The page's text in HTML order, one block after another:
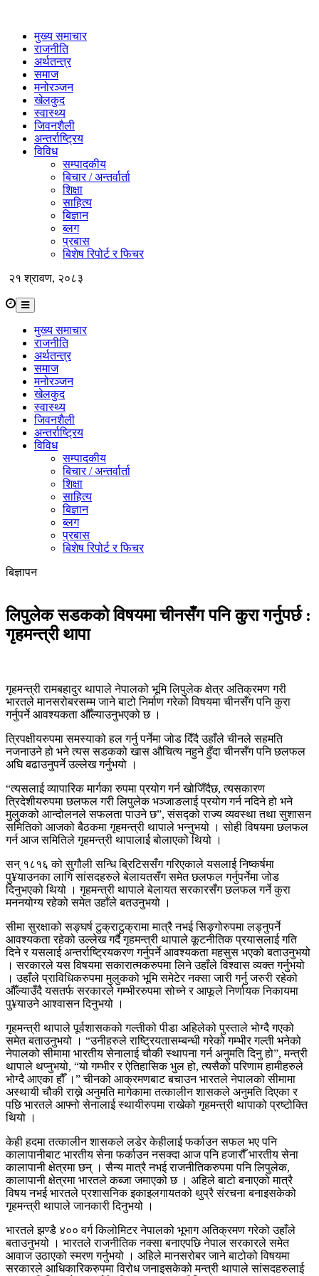
मुख्य समाचार
राजनीति
अर्थतन्त्र
समाज
मनोरञ्जन
खेलकुद
स्वास्थ्य
जिवनशैली
अन्तर्राष्ट्रिय
विविध
सम्पादकीय
बिचार / अन्तर्वार्ता
शिक्षा
साहित्य
बिज्ञान
ब्लग
प्रबास
बिशेष रिपोर्ट र फिचर
२१ श्रावण, २०८३
मुख्य समाचार
राजनीति
अर्थतन्त्र
समाज
मनोरञ्जन
खेलकुद
स्वास्थ्य
जिवनशैली
अन्तर्राष्ट्रिय
विविध
सम्पादकीय
बिचार / अन्तर्वार्ता
शिक्षा
साहित्य
बिज्ञान
ब्लग
प्रबास
बिशेष रिपोर्ट र फिचर
बिज्ञापन
लिपुलेक सडकको विषयमा चीनसँग पनि कुरा गर्नुपर्छ :
गृहमन्त्री थापा
गृहमन्त्री रामबहादुर थापाले नेपालको भूमि लिपुलेक क्षेत्र अतिक्रमण गरी
भारतले मानसरोबरसम्म जाने बाटो निर्माण गरेको विषयमा चीनसँग पनि कुरा
गर्नुपर्ने आवश्यकता औँल्याउनुभएको छ ।
त्रिपक्षीयरुपमा समस्याको हल गर्नु पर्नेमा जोड दिँदै उहाँले चीनले सहमति
नजनाउने हो भने त्यस सडकको खास औचित्य नहुने हुँदा चीनसँग पनि छलफल
अघि बढाउनुपर्ने उल्लेख गर्नुभयो ।
“त्यसलाई व्यापारिक मार्गका रुपमा प्रयोग गर्न खोजिँदैछ, त्यसकारण
त्रिदेशीयरुपमा छलफल गरी लिपुलेक भञ्जाङलाई प्रयोग गर्न नदिने हो भने
मुलुकको आन्दोलनले सफलता पाउने छ”, संसद्को राज्य व्यवस्था तथा सुशासन
समितिको आजको बैठकमा गृहमन्त्री थापाले भन्नुभयो । सोही विषयमा छलफल
गर्न आज समितिले गृहमन्त्री थापालाई बोलाएको थियो ।
सन् १८१६ को सुगौली सन्धि ब्रिटिससँग गरिएकाले यसलाई निष्कर्षमा
पु¥याउनका लागि सांसदहरुले बेलायतसँग समेत छलफल गर्नुपर्नेमा जोड
दिनुभएको थियो । गृहमन्त्री थापाले बेलायत सरकारसँग छलफल गर्ने कुरा
मननयोग्य रहेको समेत उहाँले बतउनुभयो ।
सीमा सुरक्षाको सङ्घर्ष टुक्राटुक्रामा मात्रै नभई सिङ्गोरुपमा लड्नुपर्ने
आवश्यकता रहेको उल्लेख गर्दै गृहमन्त्री थापाले कूटनीतिक प्रयासलाई गति
दिने र यसलाई अन्तर्राष्ट्रियकरण गर्नुपर्ने आवश्यकता महसुस भएको बताउनुभयो
। सरकारले यस विषयमा सकारात्मकरुपमा लिने उहाँले विश्वास व्यक्त गर्नुभयो
। उहाँले प्राविधिकरुपमा मुलुकको भूमि समेटेर नक्सा जारी गर्नु जरुरी रहेको
औँल्याउँदै यसतर्फ सरकारले गम्भीररुपमा सोच्ने र आफूले निर्णायक निकायमा
पु¥याउने आश्वासन दिनुभयो ।
गृहमन्त्री थापाले पूर्वशासकको गल्तीको पीडा अहिलेको पुस्ताले भोग्दै गएको
समेत बताउनुभयो । “उनीहरुले राष्ट्रियतासम्बन्धी गरेको गम्भीर गल्ती भनेको
नेपालको सीमामा भारतीय सेनालाई चौकी स्थापना गर्न अनुमति दिनु हो”, मन्त्री
थापाले थप्नुभयो, “यो गम्भीर र ऐतिहासिक भुल हो, त्यसैको परिणाम हामीहरुले
भोग्दै आएका हौँ ।” चीनको आक्रमणबाट बचाउन भारतले नेपालको सीमामा
अस्थायी चौकी राख्ने अनुमति मागेकामा तत्कालीन शासकले अनुमति दिएका र
पछि भारतले आफ्नो सेनालाई स्थायीरुपमा राखेको गृहमन्त्री थापाको प्रष्टोक्ति
थियो ।
केही हदमा तत्कालीन शासकले लडेर केहीलाई फर्काउन सफल भए पनि
कालापानीबाट भारतीय सेना फर्काउन नसक्दा आज पनि हजारौँ भारतीय सेना
कालापानी क्षेत्रमा छन् । सैन्य मात्रै नभई राजनीतिकरुपमा पनि लिपुलेक,
कालापानी क्षेत्रमा भारतले कब्जा जमाएको छ । अहिले बाटो बनाएको मात्रै
विषय नभई भारतले प्रशासनिक इकाइलगायतको थुप्रै संरचना बनाइसकेको
गृहमन्त्री थापाले जानकारी दिनुभयो ।
भारतले झण्डै ४०० वर्ग किलोमिटर नेपालको भूभाग अतिक्रमण गरेको उहाँले
बताउनुभयो । भारतले राजनीतिक नक्सा बनाएपछि नेपाल सरकारले समेत
आवाज उठाएको स्मरण गर्नुभयो । अहिले मानसरोबर जाने बाटोको विषयमा
सरकारले आधिकारिकरुपमा विरोध जनाइसकेको मन्त्री थापाले सांसदहरुलाई